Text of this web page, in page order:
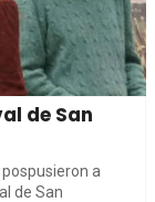
de San
a
de San